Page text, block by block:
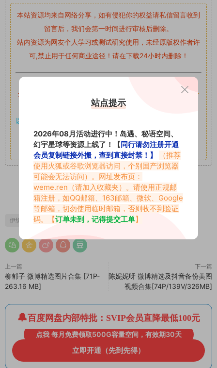
本站资源均来自网络分享，如有侵犯你的权益请私信留言收到
留言后，我们会第一时间进行审核后删除。
站内资源为网友个人学习或测试研究使用，未经原版权作者许
可,禁止用于任何商业途径！请在下载24小时内删除！
全站付费素材可提供补档服务
素材以主流网盘分
享。
以7z、7z分卷格式压缩，
7-zip；安卓：zarchiver；苹果：解压专家
其它更多疑问请查看站内帮助中心！
0 0
伊织萌
上一篇
柳郁子 微博精选图片合集 [71P-
263.16 MB]
下一篇
陈妮妮呀 微博精选及抖音备份美图
视频合集[74P/139V/326MB]
百度网盘内部特批：SVIP会员直降最低100元
点我 每月免费领取500G容量空间，有效期30天
立即开通（先到先得）
站点提示
2026年08月活动进行中！岛遇、秘语空间、
幻宇星球等资源上线了！【同行请勿注册开通
会员复制链接外搬，查到直接封禁！】
（推荐
使用火狐或谷歌浏览器访问，个别国产浏览器
可能会无法访问）。网址发布页：
weme.ren （请加入收藏夹）。请使用正规邮
箱注册，如QQ邮箱、163邮箱、微软、Google
等邮箱，切勿使用临时邮箱，否则收不到验证
码。【订单未到，记得提交工单】